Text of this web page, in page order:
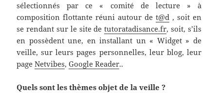
sélectionnés par ce « comité de lecture » à
composition flottante réuni autour de t@d, soit en
se rendant sur le site detutoratadisance.fr, soit, s’ils
en possèdent une, en installant un « Widget » de
veille, sur leurs pages personnelles, leur blog, leur
pageNetvibes,Google Reader..
Quels sont les thèmes objet de la veille ?